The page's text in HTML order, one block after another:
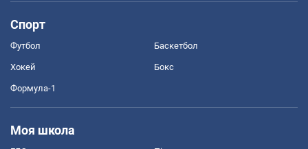
Спорт
Футбол Баскетбол
Хокей Бокс
Формула-1
Моя школа